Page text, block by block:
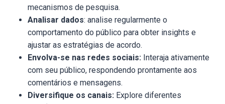
mecanismos de pesquisa.
Analisar dados: analise regularmente o
comportamento do público para obter insights e
ajustar as estratégias de acordo.
Envolva-se nas redes sociais: Interaja ativamente
com seu público, respondendo prontamente aos
comentários e mensagens.
Diversifique os canais: Explore diferentes